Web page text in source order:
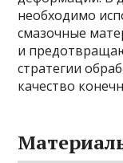
необходимо
смазочные
и
стратегии
качество